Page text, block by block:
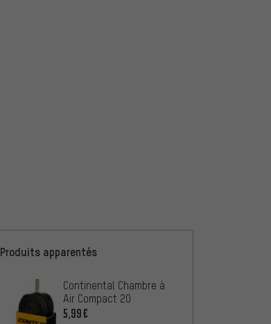
Produits apparentés
Continental Chambre à
Air Compact 20
5,99€